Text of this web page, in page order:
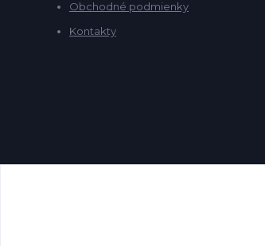
Obchodné podmienky
Kontakty